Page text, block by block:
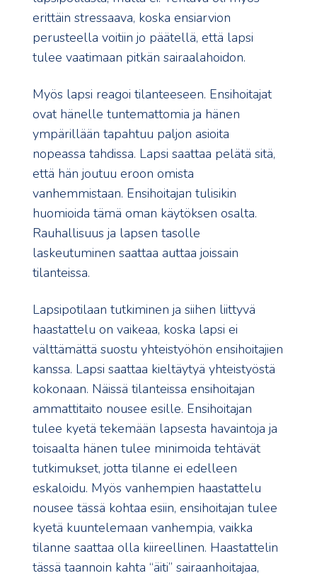
erittäin stressaava, koska ensiarvion
perusteella voitiin jo päätellä, että lapsi
tulee vaatimaan pitkän sairaalahoidon.
Myös lapsi reagoi tilanteeseen. Ensihoitajat
ovat hänelle tuntemattomia ja hänen
ympärillään tapahtuu paljon asioita
nopeassa tahdissa. Lapsi saattaa pelätä sitä,
että hän joutuu eroon omista
vanhemmistaan. Ensihoitajan tulisikin
huomioida tämä oman käytöksen osalta.
Rauhallisuus ja lapsen tasolle
laskeutuminen saattaa auttaa joissain
tilanteissa.
Lapsipotilaan tutkiminen ja siihen liittyvä
haastattelu on vaikeaa, koska lapsi ei
välttämättä suostu yhteistyöhön ensihoitajien
kanssa. Lapsi saattaa kieltäytyä yhteistyöstä
kokonaan. Näissä tilanteissa ensihoitajan
ammattitaito nousee esille. Ensihoitajan
tulee kyetä tekemään lapsesta havaintoja ja
toisaalta hänen tulee minimoida tehtävät
tutkimukset, jotta tilanne ei edelleen
eskaloidu. Myös vanhempien haastattelu
nousee tässä kohtaa esiin, ensihoitajan tulee
kyetä kuuntelemaan vanhempia, vaikka
tilanne saattaa olla kiireellinen. Haastattelin
tässä taannoin kahta “äiti” sairaanhoitajaa,